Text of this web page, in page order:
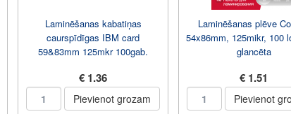
Laminēšanas kabatiņas
caurspīdīgas IBM card
59&83mm 125mkr 100gab.
€ 1.36
Pievienot grozam
Laminēšanas plēve
54x86mm, 125mikr, 100
glancēta
€ 1.51
Pievienot